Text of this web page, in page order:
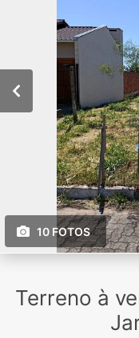
10 FOTOS
Terreno à